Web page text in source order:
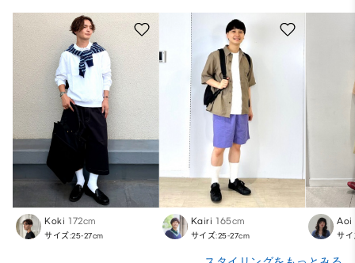
Koki 172cm
サイズ:25-27cm
Kairi 165cm
サイズ:25-27cm
Aoi
サ